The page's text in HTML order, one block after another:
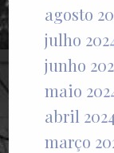
agosto
julho
junho
maio
abril
março